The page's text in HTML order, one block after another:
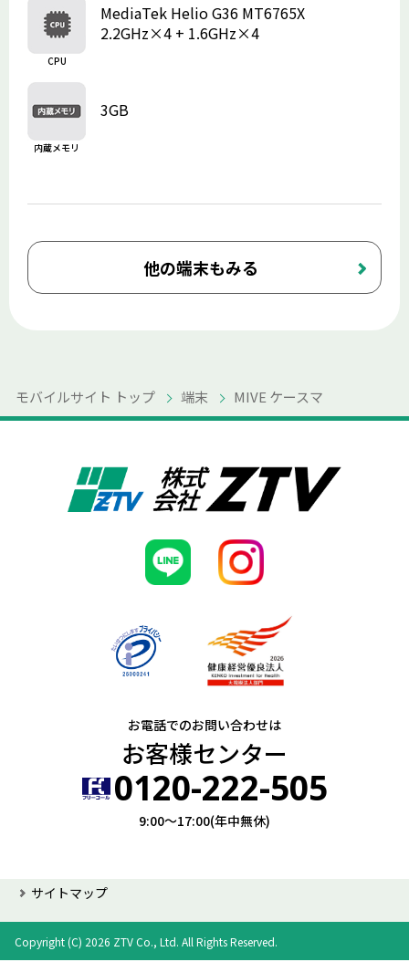
CPU
MediaTek Helio G36 MT6765X
2.2GHz×4 + 1.6GHz×4
内蔵メモリ
3GB
他の端末もみる
モバイルサイト トップ 端末 MIVE ケースマ
お電話でのお問い合わせは
お客様センター
0120-222-505
9:00～17:00(年中無休)
サイトマップ
Copyright (C) 2026 ZTV Co., Ltd. All Rights Reserved.